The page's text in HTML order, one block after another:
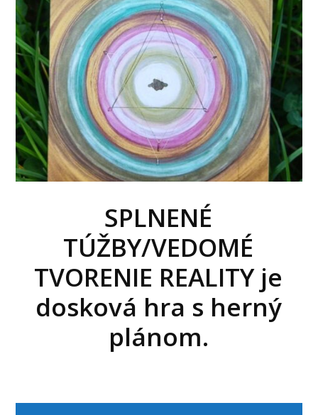
SPLNENÉ
TÚŽBY/VEDOMÉ
TVORENIE REALITY je
dosková hra s herný
plánom.